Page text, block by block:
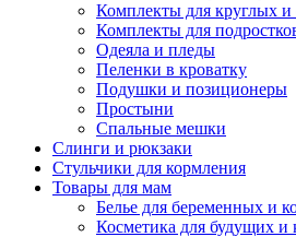
Комплекты для круглых и
Комплекты для
Одеяла и пледы
Пеленки в кроватку
Подушки и позиционеры
Простыни
Спальные мешки
Слинги и рюкзаки
Стульчики для кормления
Товары для мам
Белье для беременных и
Косметика для будущих